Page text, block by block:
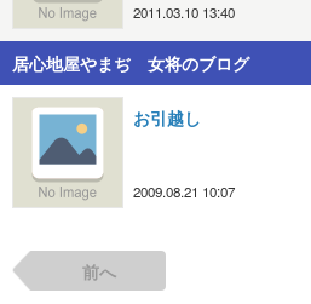
2011.03.10 13:40
居心地屋やまぢ 女将のブログ
お引越し
2009.08.21 10:07
前へ